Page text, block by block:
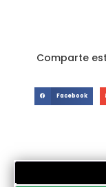
Comparte
Facebook